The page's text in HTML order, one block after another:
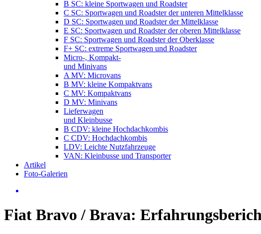
B SC: kleine Sportwagen und Roadster
C SC: Sportwagen und Roadster der unteren Mittelklasse
D SC: Sportwagen und Roadster der Mittelklasse
E SC: Sportwagen und Roadster der oberen Mittelklasse
F SC: Sportwagen und Roadster der Oberklasse
F+ SC: extreme Sportwagen und Roadster
Micro-, Kompakt-
und Minivans
A MV: Microvans
B MV: kleine Kompaktvans
C MV: Kompaktvans
D MV: Minivans
Lieferwagen
und Kleinbusse
B CDV: kleine Hochdachkombis
C CDV: Hochdachkombis
LDV: Leichte Nutzfahrzeuge
VAN: Kleinbusse und Transporter
Artikel
Foto-Galerien
Fiat Bravo / Brava: